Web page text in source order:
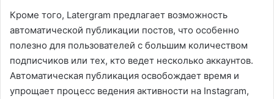
Кроме того, Latergram предлагает возможность
автоматической публикации постов, что особенно
полезно для пользователей с большим количеством
подписчиков или тех, кто ведет несколько аккаунтов.
Автоматическая публикация освобождает время и
упрощает процесс ведения активности на Instagram,